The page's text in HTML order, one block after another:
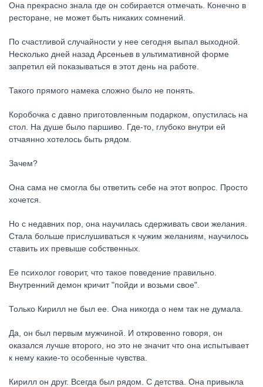
Она прекрасно знала где он собирается отмечать. Конечно в
ресторане, не может быть никаких сомнений.
По счастливой случайности у нее сегодня выпал выходной.
Несколько дней назад Арсеньев в ультимативной форме
запретил ей показываться в этот день на работе.
Такого прямого намека сложно было не понять.
Коробочка с давно приготовленным подарком, опустилась на
стол. На душе было паршиво. Где-то, глубоко внутри ей
отчаянно хотелось быть рядом.
Зачем?
Она сама не смогла бы ответить себе на этот вопрос. Просто
хочется.
Но с недавних пор, она научилась сдерживать свои желания.
Стала больше прислушиваться к чужим желаниям, научилось
ставить их превыше собственных.
Ее психолог говорит, что такое поведение правильно.
Внутренний демон кричит "пойди и возьми свое".
Только Кирилл не был ее. Она никогда о нем так не думала.
Да, он был первым мужчиной. И откровенно говоря, он
оказался лучше второго, но это не значит что она испытывает
к нему какие-то особенные чувства.
Кирилл он друг. Всегда был рядом. С детства. Она привыкла